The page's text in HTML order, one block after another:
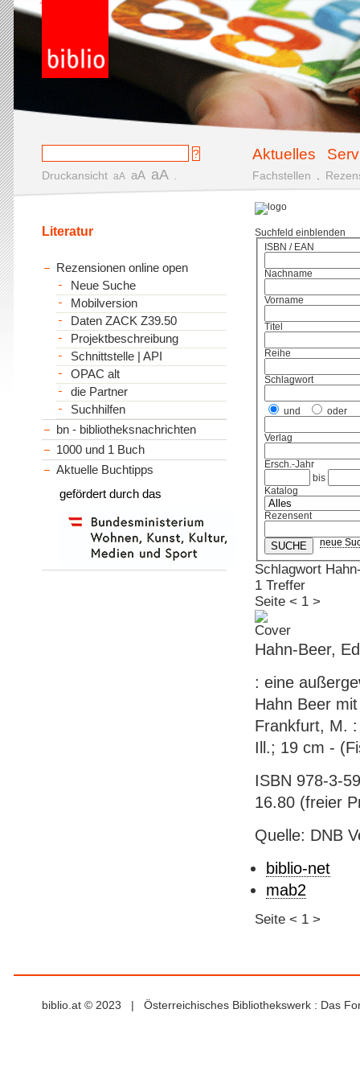
Aktuelles
Druckansicht aA aA aA Fachstellen
Suchfeld einblenden
ISBN / EAN
Nachname
Vorname
Titel
Reihe
Schlagwort
und oder
Verlag
Ersch.-Jahr
bis
Katalog
Rezensent
neue
Schlagwort
1 Treffer
Seite < 1 >
Hahn-Beer,
: eine
Hahn Beer
Frankfurt, M.
Ill.; 19 cm -
ISBN 978-3-
16.80 (freier
Quelle: DNB
biblio-net
mab2
Seite < 1 >
Literatur
Rezensionen online open
Neue Suche
Mobilversion
Daten ZACK Z39.50
Projektbeschreibung
Schnittstelle | API
OPAC alt
die Partner
Suchhilfen
bn - bibliotheksnachrichten
1000 und 1 Buch
Aktuelle Buchtipps
gefördert durch das
biblio.at © 2023 | Österreichisches Bibliothekswerk : Das